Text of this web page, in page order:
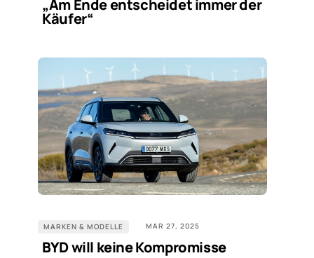
„Am Ende entscheidet immer der
Käufer“
MARKEN & MODELLE MAR 27, 2025
BYD will keine Kompromisse